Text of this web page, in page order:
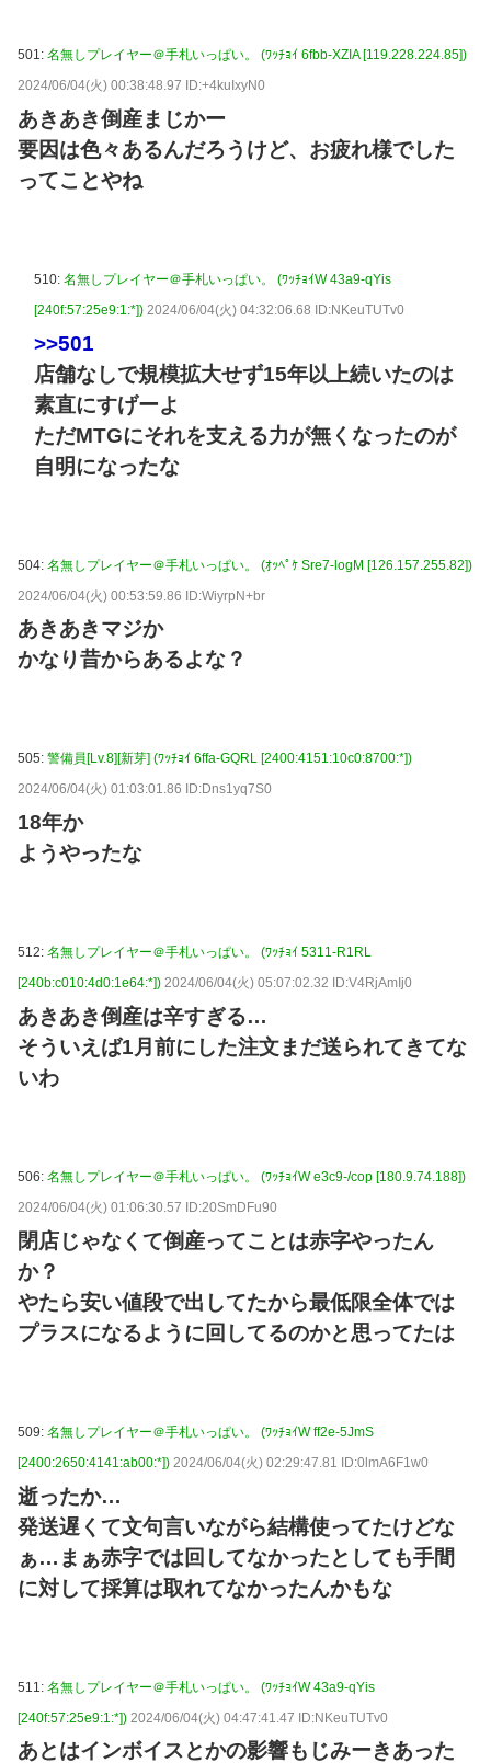
501: 名無しプレイヤー＠手札いっぱい。 (ﾜｯﾁｮｲ 6fbb-XZIA [119.228.224.85])
2024/06/04(火) 00:38:48.97 ID:+4kuIxyN0
あきあき倒産まじかー
要因は色々あるんだろうけど、お疲れ様でした
ってことやね
510: 名無しプレイヤー＠手札いっぱい。 (ﾜｯﾁｮｲW 43a9-qYis
[240f:57:25e9:1:*]) 2024/06/04(火) 04:32:06.68 ID:NKeuTUTv0
>>501
店舗なしで規模拡大せず15年以上続いたのは
素直にすげーよ
ただMTGにそれを支える力が無くなったのが
自明になったな
504: 名無しプレイヤー＠手札いっぱい。 (ｵｯﾍﾟｹ Sre7-logM [126.157.255.82])
2024/06/04(火) 00:53:59.86 ID:WiyrpN+br
あきあきマジか
かなり昔からあるよな？
505: 警備員[Lv.8][新芽] (ﾜｯﾁｮｲ 6ffa-GQRL [2400:4151:10c0:8700:*])
2024/06/04(火) 01:03:01.86 ID:Dns1yq7S0
18年か
ようやったな
512: 名無しプレイヤー＠手札いっぱい。 (ﾜｯﾁｮｲ 5311-R1RL
[240b:c010:4d0:1e64:*]) 2024/06/04(火) 05:07:02.32 ID:V4RjAmIj0
あきあき倒産は辛すぎる…
そういえば1月前にした注文まだ送られてきてな
いわ
506: 名無しプレイヤー＠手札いっぱい。 (ﾜｯﾁｮｲW e3c9-/cop [180.9.74.188])
2024/06/04(火) 01:06:30.57 ID:20SmDFu90
閉店じゃなくて倒産ってことは赤字やったん
か？
やたら安い値段で出してたから最低限全体では
プラスになるように回してるのかと思ってたは
509: 名無しプレイヤー＠手札いっぱい。 (ﾜｯﾁｮｲW ff2e-5JmS
[2400:2650:4141:ab00:*]) 2024/06/04(火) 02:29:47.81 ID:0lmA6F1w0
逝ったか…
発送遅くて文句言いながら結構使ってたけどな
ぁ…まぁ赤字では回してなかったとしても手間
に対して採算は取れてなかったんかもな
511: 名無しプレイヤー＠手札いっぱい。 (ﾜｯﾁｮｲW 43a9-qYis
[240f:57:25e9:1:*]) 2024/06/04(火) 04:47:41.47 ID:NKeuTUTv0
あとはインボイスとかの影響もじみーきあった